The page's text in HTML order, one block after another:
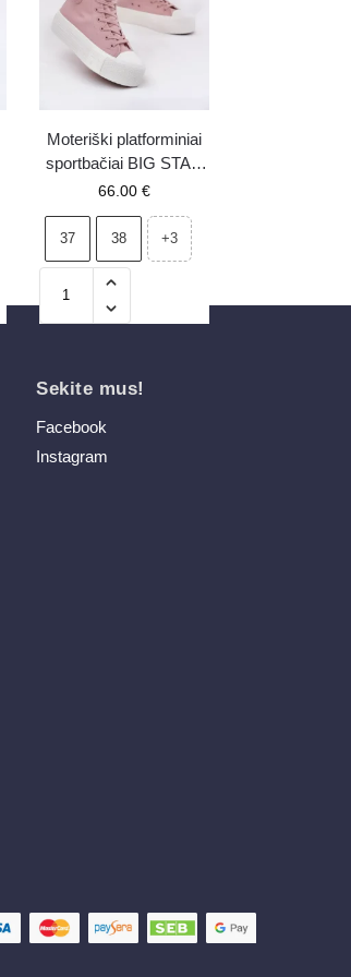
Moteriški platforminiai
sportbačiai BIG STAR
RR274739 rožinės
66.00 €
37 38 +3
Sekite mus!
Facebook
Instagram